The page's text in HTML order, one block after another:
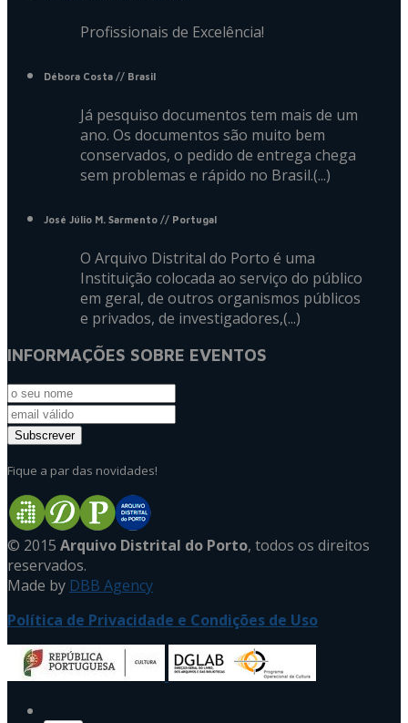
Profissionais de Excelência!
Débora Costa // Brasil
Já pesquiso documentos tem mais de um
ano. Os documentos são muito bem
conservados, o pedido de entrega chega
sem problemas e rápido no Brasil.(...)
José Júlio M. Sarmento // Portugal
O Arquivo Distrital do Porto é uma
Instituição colocada ao serviço do público
em geral, de outros organismos públicos
e privados, de investigadores,(...)
INFORMAÇÕES SOBRE EVENTOS
Fique a par das novidades!
© 2015 Arquivo Distrital do Porto, todos os direitos
reservados.
Made by DBB Agency
Política de Privacidade e Condições de Uso